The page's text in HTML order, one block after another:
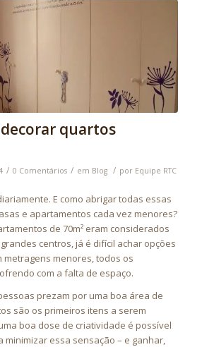
quartos
/ 0 Comentários / em Blog / por Equipe RTC
E como abrigar todas essas
e apartamentos cada vez menores?
de 70m² eram considerados
centros, já é difícil achar opções
metragens menores, todos os
com a falta de espaço.
prezam por uma boa área de
são os primeiros itens a serem
boa dose de criatividade é possível
minimizar essa sensação – e ganhar,